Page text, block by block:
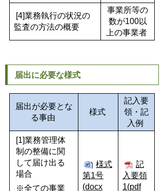
[4]業務執行の状況の
監査の方法の概要
事業所等の
数が100以
上の事業者
届出に必要な様式
届出が必要とな
る事由
様式
記入要
領・記
入例
[1]業務管理体
制の整備に関
して届け出る
場合
※全ての事業
様式
第1号
(docx
記
入要領
1(pdf